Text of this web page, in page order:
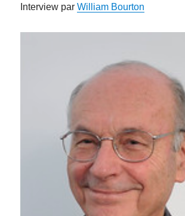
Interview parWilliam Bourton